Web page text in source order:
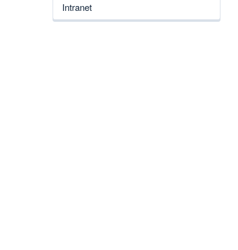
Intranet